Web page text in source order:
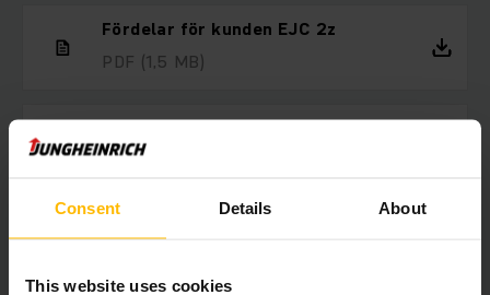
Consent Details About
This website uses cookies
Fördelar för kunden EJC 2z
PDF (1,5 MB)
Tekniska data EJC 2z
PDF(778,1 KB)
Hyr truck så länge du behöver